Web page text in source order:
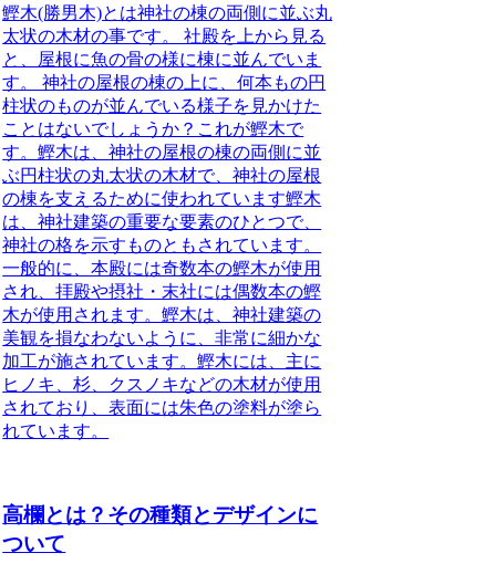
鰹木(勝男木)とは神社の棟の両側に並ぶ丸
太状の木材の事です。 社殿を上から見る
と、屋根に魚の骨の様に棟に並んでいま
す。 神社の屋根の棟の上に、何本もの円
柱状のものが並んでいる様子を見かけた
ことはないでしょうか？これが鰹木で
す。鰹木は、神社の屋根の棟の両側に並
ぶ円柱状の丸太状の木材で、神社の屋根
の棟を支えるために使われています鰹木
は、神社建築の重要な要素のひとつで、
神社の格を示すものともされています。
一般的に、本殿には奇数本の鰹木が使用
され、拝殿や摂社・末社には偶数本の鰹
木が使用されます。鰹木は、神社建築の
美観を損なわないように、非常に細かな
加工が施されています。鰹木には、主に
ヒノキ、杉、クスノキなどの木材が使用
されており、表面には朱色の塗料が塗ら
れています。
高欄とは？その種類とデザインに
ついて